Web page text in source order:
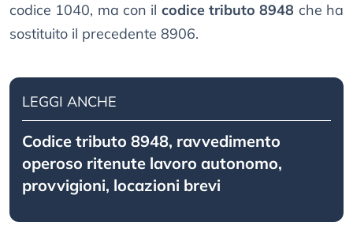
codice 1040, ma con il codice tributo 8948 che ha
sostituito il precedente 8906.
LEGGI ANCHE
Codice tributo 8948, ravvedimento
operoso ritenute lavoro autonomo,
provvigioni, locazioni brevi